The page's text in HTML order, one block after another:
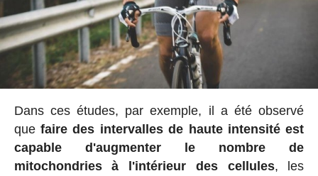
Dans ces études, par exemple, il a été observé
quefaire des intervalles de haute intensité est
capable d'augmenter le nombre de
mitochondries à l'intérieur des cellules, les